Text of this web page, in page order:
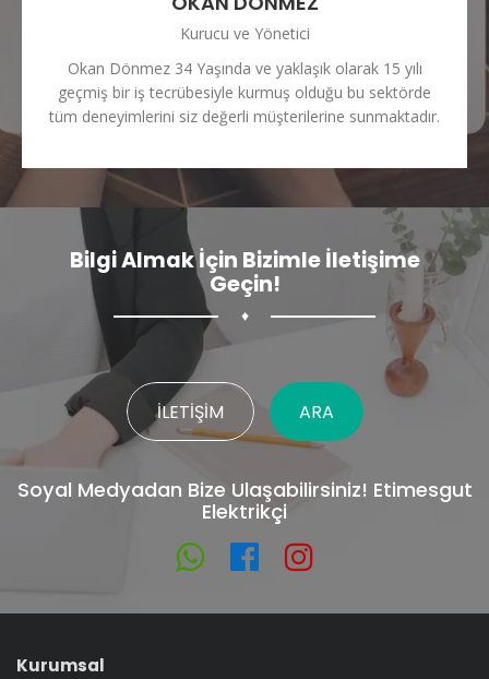
Kurucu ve Yönetici
Okan Dönmez 34 Yaşında ve yaklaşık olarak 15 yılı
geçmiş bir iş tecrübesiyle kurmuş olduğu bu sektörde
tüm deneyimlerini siz değerli müşterilerine sunmaktadır.
Bilgi Almak İçin Bizimle İletişime
Geçin!
♦
İLETIŞIM ARA
Soyal Medyadan Bize Ulaşabilirsiniz! Etimesgut
Elektrikçi
Kurumsal